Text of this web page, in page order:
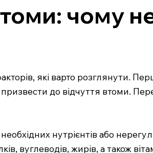
чому
які варто розглянути.
до відчуття втоми.
нутрієнтів або
вуглеводів, жирів, а також